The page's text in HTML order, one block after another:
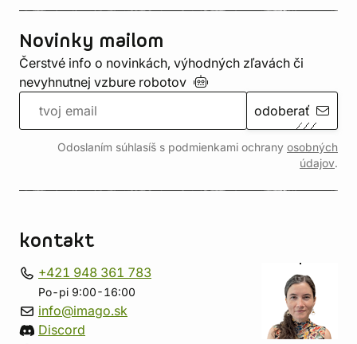
Novinky mailom
Čerstvé info o novinkách, výhodných zľavách či
nevyhnutnej vzbure robotov
odoberať
Odoslaním súhlasíš s podmienkami ochrany osobných
údajov.
kontakt
+421 948 361 783
Po-pi 9:00-16:00
info@imago.sk
Discord